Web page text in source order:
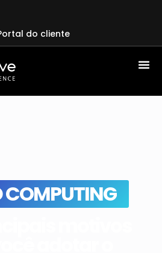
do cliente
COMPUTING